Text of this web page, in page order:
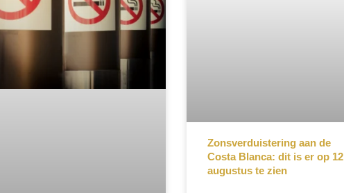
Zonsverduistering aan de
Costa Blanca: dit is er op 12
augustus te zien